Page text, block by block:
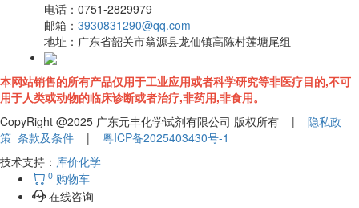
电话： 0751-2829979
邮箱： 3930831290@qq.com
地址： 广东省韶关市翁源县龙仙镇高陈村莲塘尾组
本网站销售的所有产品仅用于工业应用或者科学研究等非医疗目的,不可
用于人类或动物的临床诊断或者治疗,非药用,非食用。
CopyRight @2025 广东元丰化学试剂有限公司 版权所有 | 隐私政
策 条款及条件 | 粤ICP备2025403430号-1
技术支持： 库价化学
0 购物车
在线咨询